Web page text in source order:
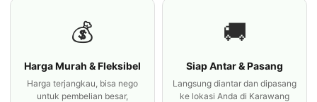
💰
Harga Murah & Fleksibel
Harga terjangkau, bisa nego
untuk pembelian besar,
🚚
Siap Antar & Pasang
Langsung diantar dan dipasang
ke lokasi Anda di Karawang